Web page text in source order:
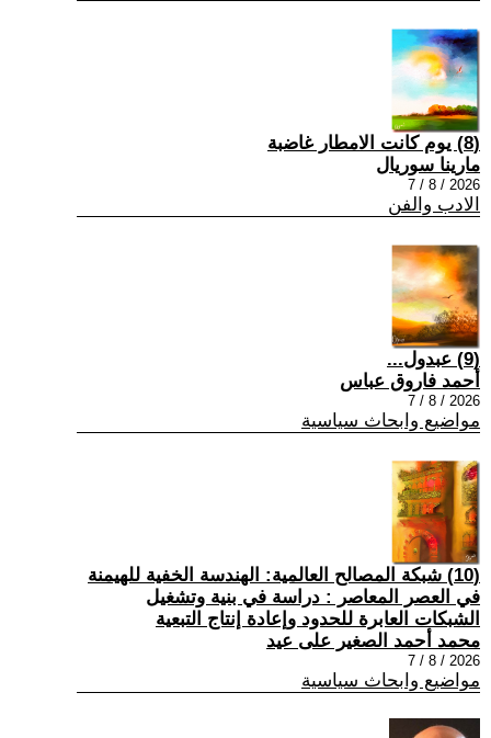
(8) يوم كانت الامطار غاضبة
مارينا سوريال
2026 / 8 / 7
الادب والفن
(9) عبدول...
أحمد فاروق عباس
2026 / 8 / 7
مواضيع وابحاث سياسية
(10) شبكة المصالح العالمية: الهندسة الخفية للهيمنة
في العصر المعاصر : دراسة في بنية وتشغيل
الشبكات العابرة للحدود وإعادة إنتاج التبعية
محمد أحمد الصغير على عيد
2026 / 8 / 7
مواضيع وابحاث سياسية